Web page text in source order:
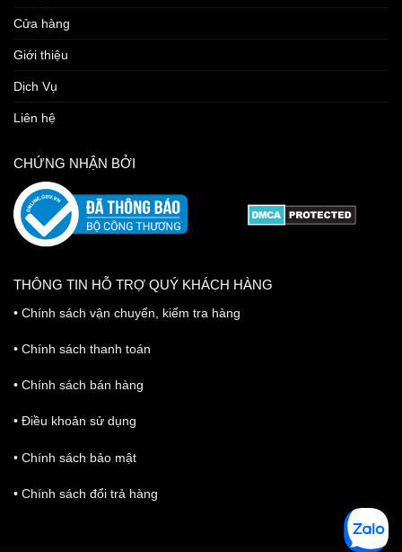
Cửa hàng
Giới thiệu
Dịch Vụ
Liên hệ
CHỨNG NHẬN BỞI
THÔNG TIN HỖ TRỢ QUÝ KHÁCH HÀNG
• Chính sách vận chuyển, kiểm tra hàng
• Chính sách thanh toán
• Chính sách bán hàng
• Điều khoản sử dụng
• Chính sách bảo mật
• Chính sách đổi trả hàng